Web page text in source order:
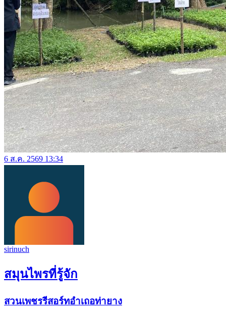
6 ส.ค. 2569 13:34
sirinuch
สมุนไพรที่รู้จัก
สวนเพชรรีสอร์ทอำเถอท่ายาง